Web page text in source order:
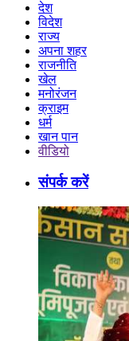
देश
विदेश
राज्य
अपना शहर
राजनीति
खेल
मनोरंजन
क्राइम
धर्म
खान पान
वीडियो
संपर्क करें